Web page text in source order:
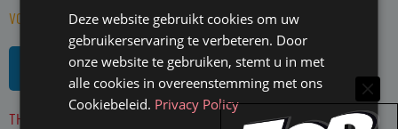
VOLG MR. OP SOCIAL MEDIA
R
s
s
THEMA'S
Deze website gebruikt cookies om uw
gebruikerservaring te verbeteren. Door
onze website te gebruiken, stemt u in met
alle cookies in overeenstemming met ons
Cookiebeleid. Privacy Policy